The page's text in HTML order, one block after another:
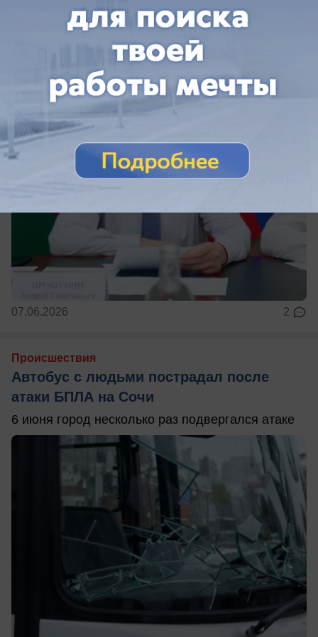
градоначальников страны с 12 на 16
Всему виной коррупционный скандал
07.06.2026 2
Происшествия
Автобус с людьми пострадал после
атаки БПЛА на Сочи
6 июня город несколько раз подвергался атаке